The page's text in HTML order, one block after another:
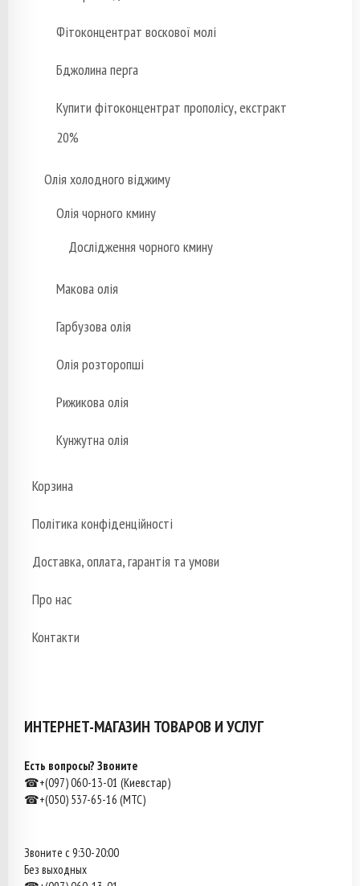
Фітоконцентрат воскової молі
Бджолина перга
Купити фітоконцентрат прополісу, екстракт
20%
Олія холодного віджиму
Олія чорного кмину
Дослідження чорного кмину
Макова олія
Гарбузова олія
Олія розторопші
Рижикова олія
Кунжутна олія
Корзина
Політика конфіденційності
Доставка, оплата, гарантія та умови
Про нас
Контакти
ИНТЕРНЕТ-МАГАЗИН ТОВАРОВ И УСЛУГ
Есть вопросы? Звоните
☎+(097) 060-13-01 (Киевстар)
☎+(050) 537-65-16 (МТС)
Звоните с 9:30-20:00
Без выходных